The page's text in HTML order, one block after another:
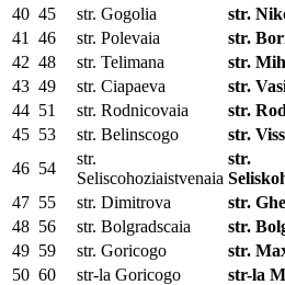
40 45 str. Gogolia str.
41
46 str. Polevaia str.
42 48 str. Telimana str.
43 49 str. Ciapaeva str.
44 51 str. Rodnicovaia str.
45 53 str. Belinscogo str.
46 54
str.
Seliscohoziaistvenaia
str.
47 55 str. Dimitrova str.
48 56 str. Bolgradscaia str.
49 59 str. Goricogo str.
50 60 str-la Goricogo str-la